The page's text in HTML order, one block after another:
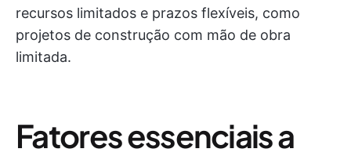
recursos limitados e prazos flexíveis, como
projetos de construção com mão de obra
limitada.
Fatores essenciais a